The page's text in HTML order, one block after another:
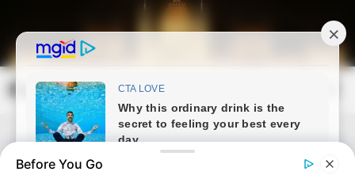
content
Magyarország Kincsei
Before You Go